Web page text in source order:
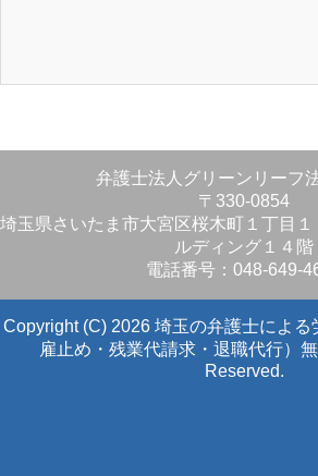
弁護士法人グリーンリーフ
〒330-0854
埼玉県さいたま市大宮区桜木町１丁目
ルディング１４階
電話番号：048-649-
Copyright (C) 2026 埼玉の弁護士による
雇止め・残業代請求・退職代行）
Reserved.